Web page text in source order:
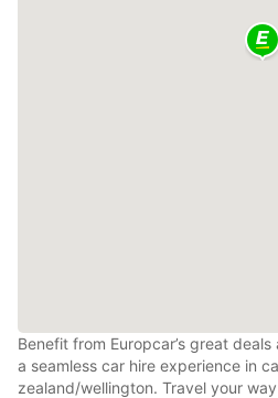
Benefit from Europcar’s great
a seamless car hire experience in
zealand/wellington. Travel your